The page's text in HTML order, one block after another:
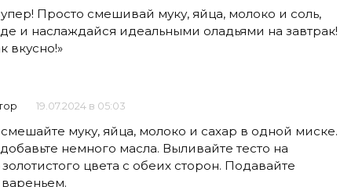
Просто смешивай муку, яйца, молоко и соль,
и наслаждайся идеальными оладьями на завтрак!
вкусно!»
19.07.2024 в 05:03
муку, яйца, молоко и сахар в одной миске.
немного масла. Выливайте тесто на
цвета с обеих сторон. Подавайте